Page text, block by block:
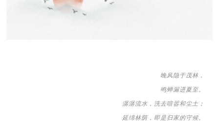
晚风隐于茂林，
鸣蝉漏进夏至。
潺潺流水，洗去喧嚣和尘土；
延绵林荫，即是归家的守候。